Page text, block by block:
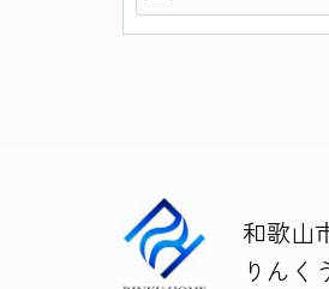
和歌山
りんく